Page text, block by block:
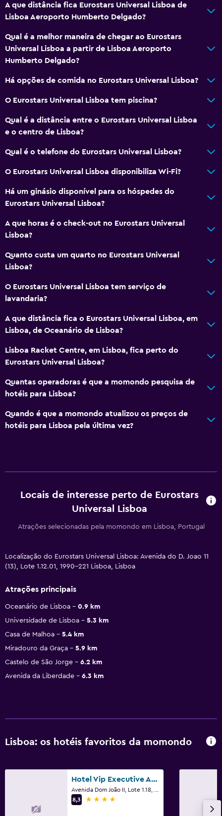
A que distância fica Eurostars Universal Lisboa de
Lisboa Aeroporto Humberto Delgado?
Qual é a melhor maneira de chegar ao Eurostars
Universal Lisboa a partir de Lisboa Aeroporto
Humberto Delgado?
Há opções de comida no Eurostars Universal Lisboa?
O Eurostars Universal Lisboa tem piscina?
Qual é a distância entre o Eurostars Universal Lisboa
e o centro de Lisboa?
Qual é o telefone do Eurostars Universal Lisboa?
O Eurostars Universal Lisboa disponibiliza Wi-Fi?
Há um ginásio disponível para os hóspedes do
Eurostars Universal Lisboa?
A que horas é o check-out no Eurostars Universal
Lisboa?
Quanto custa um quarto no Eurostars Universal
Lisboa?
O Eurostars Universal Lisboa tem serviço de
lavandaria?
A que distância fica o Eurostars Universal Lisboa, em
Lisboa, de Oceanário de Lisboa?
Lisboa Racket Centre, em Lisboa, fica perto do
Eurostars Universal Lisboa?
Quantas operadoras é que a momondo pesquisa de
hotéis para Lisboa?
Quando é que a momondo atualizou os preços de
hotéis para Lisboa pela última vez?
Locais de interesse perto de Eurostars
Universal Lisboa
Atrações selecionadas pela momondo em Lisboa, Portugal
Localização do Eurostars Universal Lisboa: Avenida do D. Joao 11
(13), Lote 1.12.01, 1990-221 Lisboa, Lisboa
Atrações principais
Oceanário de Lisboa
0.9 km
Universidade de Lisboa
5.3 km
Casa de Malhoa
5.4 km
Miradouro da Graça
5.9 km
Castelo de São Jorge
6.2 km
Avenida da Liberdade
6.3 km
Lisboa: os hotéis favoritos da momondo
Hotel Vip Executive Art's
8,3
4 estrelas